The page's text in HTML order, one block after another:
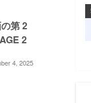
第 2
2
4, 2025